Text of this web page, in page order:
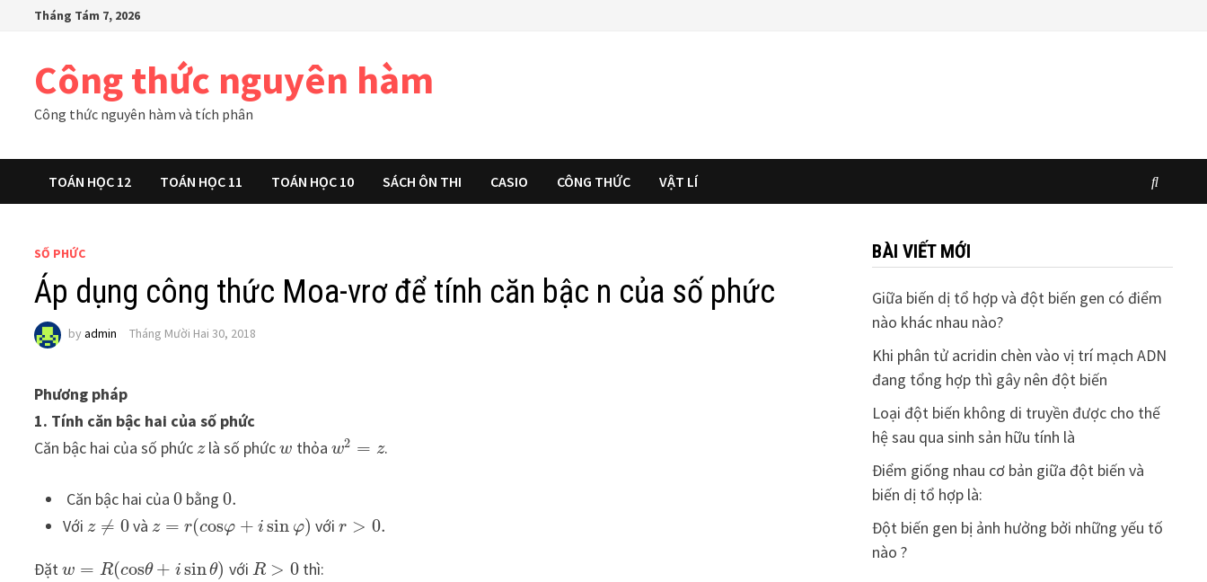
Tháng Tám 7, 2026
Công thức nguyên hàm
Công thức nguyên hàm và tích phân
TOÁN HỌC 12 TOÁN HỌC 11 TOÁN HỌC 10 SÁCH ÔN THI CASIO CÔNG THỨC VẬT LÍ
SỐ PHỨC
Áp dụng công thức Moa-vrơ để tính căn bậc n của số phức
byadmin Tháng Mười Hai 30, 2018
Phương pháp
1. Tính căn bậc hai của số phức
Căn bậc hai của số phứczlà số phứcw thỏa w2 = z.
Căn bậc hai của0 bằng0.
Vớiz ≠ 0và z = r(cosφ + i sin φ) vớir > 0.
Đặtw = R(cosθ + i sinθ) với R > 0 thì:
BÀI VIẾT MỚI
Giữa biến dị tổ hợp và đột biến gen có điểm
nào khác nhau nào?
Khi phân tử acridin chèn vào vị trí mạch ADN
đang tổng hợp thì gây nên đột biến
Loại đột biến không di truyền được cho thế
hệ sau qua sinh sản hữu tính là
Điểm giống nhau cơ bản giữa đột biến và
biến dị tổ hợp là:
Đột biến gen bị ảnh hưởng bởi những yếu tố
nào ?